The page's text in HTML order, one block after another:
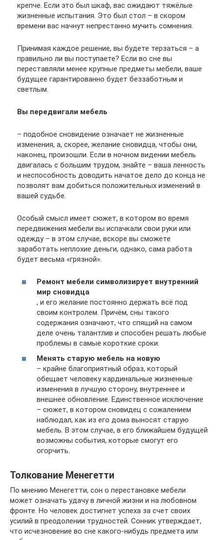
крепче. Если это был шкаф, вас ожидают тяжёлые
жизненные испытания. Это был стол – в скором
времени вас начнут непрестанно мучить сомнения.
Принимая каждое решение, вы будете терзаться – а
правильно ли вы поступаете? Если во сне вы
переставляли менее крупные предметы мебели, ваше
будущее гарантированно будет беззаботным и
светлым.
Вы передвигали мебель
– подобное сновидение означает не жизненные
изменения, а, скорее, желание сновидца, чтобы они,
наконец, произошли. Если в ночном видении мебель
двигалась с большим трудом, знайте – ваша ленность
и неспособность доводить начатое дело до конца не
позволят вам добиться положительных изменений в
вашей судьбе.
Особый смысл имеет сюжет, в котором во время
передвижения мебели вы испачкали свои руки или
одежду – в этом случае, вскоре вы сможете
заработать неплохие деньги, однако, сама работа
будет весьма «грязной».
Ремонт мебели символизирует внутренний
мир сновидца
, и его желание постоянно держать всё под
своим контролем. Причём, сны такого
содержания означают, что спящий на самом
деле очень талантлив и способен решать любые
проблемы в самые короткие сроки.
Менять старую мебель на новую
– крайне благоприятный образ, который
обещает человеку кардинальные жизненные
изменения в лучшую сторону, внутреннее и
внешнее обновление. Единственное исключение
– сюжет, в котором сновидец с сожалением
наблюдал, как из его дома выносят старую
мебель. В этом случае, в его ближайшем будущей
возможны события, которые смогут его
огорчить.
Толкование Менегетти
По мнению Менегетти, сон о перестановке мебели
может означать удачу в личной жизни и на любовном
фронте. Но человек достигнет успеха за счет своих
усилий в преодолении трудностей. Сонник утверждает,
что исчезновение во сне какого-нибудь предмета или